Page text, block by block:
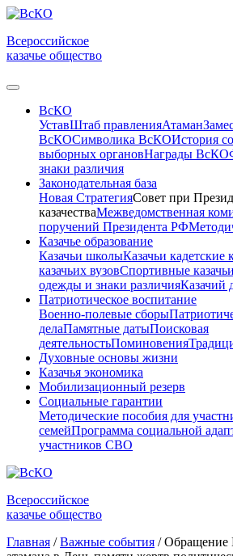
Всероссийское
казачье общество
ВсКО
УставШтаб правленияАтаман
ВсКОСимволика ВсКОИстория
выборных органовНаграды ВсКО
знаки различия
Законодательная база
Новая СтратегияСовет при
казачестваМежведомственная
поручений Президента РФ
Казачье образование
Казачьи школыКазачьи кадетские
казачьих вузовСпортивные
одежды и знаки различияКазачий
Патриотическое воспитание
Военно-полевые сборы
делаПамятные датыПоисковая
деятельностьПоминовения
Духовные основы жизни
Казачья экономика
Мобилизационный резерв
Социальные гарантии
Методические пособия для
семейПрограмма социальной
участников СВО
Всероссийское
казачье общество
Главная / Важные события / Обращение